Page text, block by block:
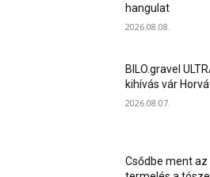
hangulat
2026.08.08.
BILO.gravel
kihívás vár
2026.08.07.
Csődbe ment az